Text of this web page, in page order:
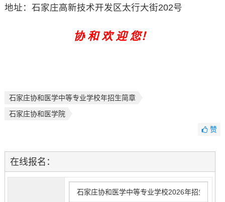
地址：石家庄高新技术开发区太行大街202号
协 和 欢 迎 您！
石家庄协和医学中等专业学校年招生简章
石家庄协和医学院
赞
在线报名：